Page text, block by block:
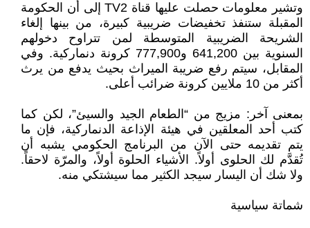
وتشير معلومات حصلت عليها قناة TV2 إلى أن الحكومة
المقبلة ستنفذ تخفيضات ضريبية كبيرة، من بينها إلغاء
الشريحة الضريبية المتوسطة لمن تتراوح دخولهم
السنوية بين 641,200 و777,900 كرونة دنماركية. وفي
المقابل، سيتم رفع ضريبة الميراث بحيث يدفع من يرث
أكثر من 10 ملايين كرونة ضرائب أعلى.
بمعنى آخر: مزيج من “الطعام الجيد والسيئ”، لكن كما
كتب أحد المعلقين في هيئة الإذاعة الدنماركية، فإن ما
يتم تقديمه حتى الآن من البرنامج الحكومي يشبه أن
تُقدَّم لك الحلوى أولاً. الأشياء الحلوة أولاً، والمرّة لاحقاً.
ولا شك أن اليسار سيجد الكثير مما سيشتكي منه.
شماتة سياسية